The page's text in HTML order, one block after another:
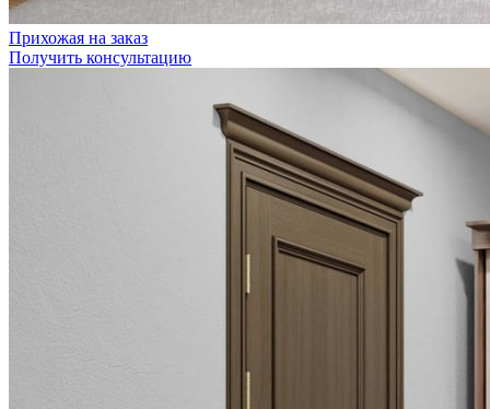
Прихожая на заказ
Получить консультацию